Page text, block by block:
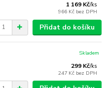
1 169 Kč/ks
966 Kč bez DPH
Přidat do košíku
299 Kč/ks
247 Kč bez DPH
Skladem